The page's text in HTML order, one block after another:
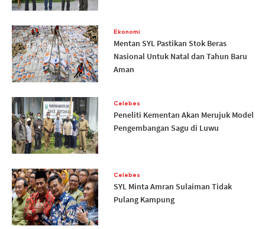
Ekonomi
Mentan SYL Pastikan Stok Beras
Nasional Untuk Natal dan Tahun Baru
Aman
Celebes
Peneliti Kementan Akan Merujuk Model
Pengembangan Sagu di Luwu
Celebes
SYL Minta Amran Sulaiman Tidak
Pulang Kampung